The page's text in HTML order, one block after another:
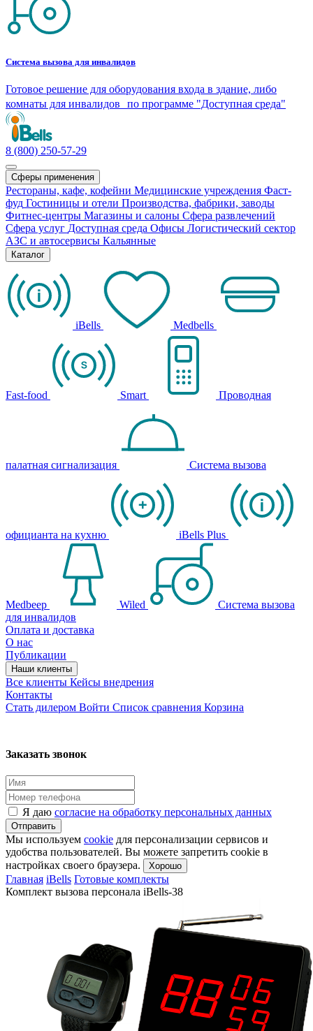
Система вызова для инвалидов
Готовое решение для оборудования входа в здание, либо
комнаты для инвалидов по программе "Доступная среда"
8 (800) 250-57-29
Сферы применения
Рестораны, кафе, кофейни Медицинские учреждения Фаст-
фуд Гостиницы и отели Производства, фабрики, заводы
Фитнес-центры Магазины и салоны Сфера развлечений
Сфера услуг Доступная среда Офисы Логистический сектор
АЗС и автосервисы Кальянные
Каталог
iBells Medbells
Fast-food Smart Проводная
палатная сигнализация Система вызова
официанта на кухню iBells Plus
Medbeep Wiled
Система вызова
для инвалидов
Оплата и доставка
О нас
Публикации
Наши клиенты
Все клиенты Кейсы внедрения
Контакты
Стать дилером Войти Список сравнения Корзина
Заказать звонок
Я даю согласие на обработку персональных данных
Отправить
Мы используем cookie для персонализации сервисов и
удобства пользователей. Вы можете запретить cookie в
настройках своего браузера.
Хорошо
Главная iBells Готовые комплекты
Комплект вызова персонала iBells-38